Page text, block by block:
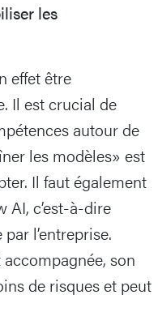
les
effet être
Il est crucial de
autour de
les modèles» est
Il faut également
AI, c’est-à-dire
l’entreprise.
accompagnée, son
de risques et peut